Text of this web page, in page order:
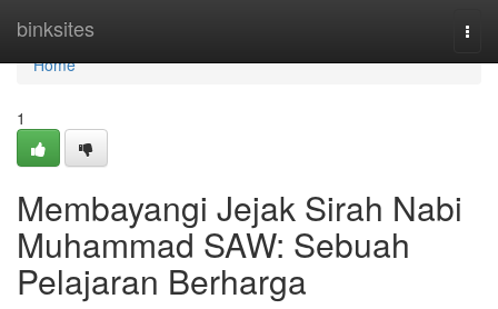
binksites
Home
Home
1
Membayangi Jejak Sirah Nabi
Muhammad SAW: Sebuah
Pelajaran Berharga